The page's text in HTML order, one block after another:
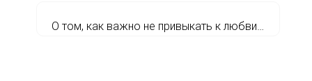
О том, как важно не привыкать к любви…